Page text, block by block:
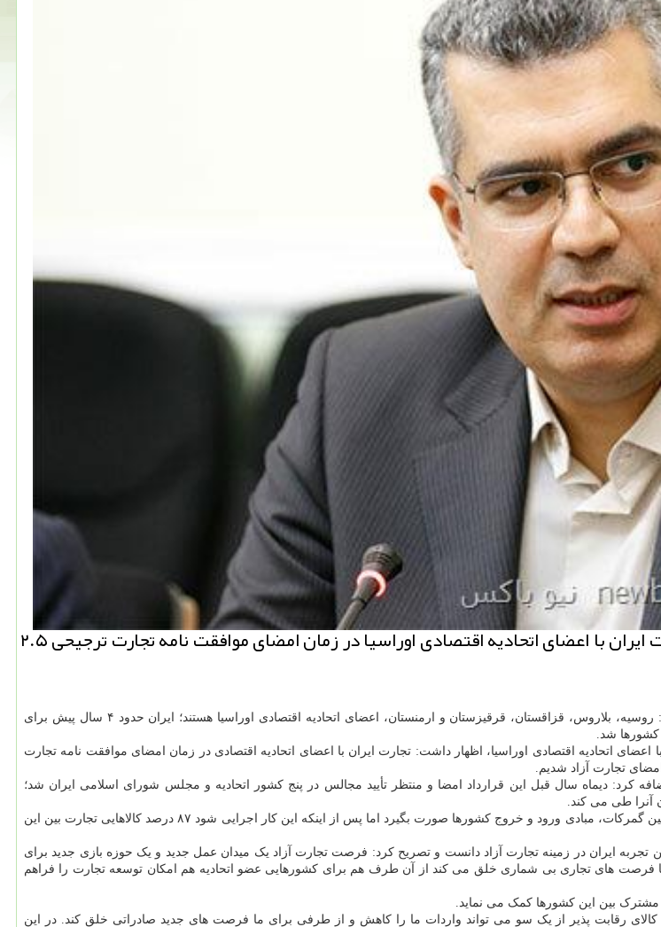
به گزارش نیو باکس، رئیس کل سازمان توسعه تجارت اظهار داشت: تجارت ایران با اعضای اتحادیه اقتصادی اوراسیا در زمان امضای موافقت نامه تجارت ترجیحی ۲.۵
ایران، محمدعلی دهقان دهنوی اظهار داشت: روسیه، بلاروس، قزاقستان، قرقیزستان و ارمنستان، اعضای اتحادیه اقتصادی اوراسیا هستند؛ ایران حدود ۴ سال پیش برای
کشورها شد.
اتحادیه اقتصادی اوراسیا، اظهار داشت: تجارت ایران با اعضای اتحادیه اقتصادی در زمان امضای موافقت نامه تجارت
دیماه سال قبل این قرارداد امضا و منتظر تأیید مجالس در پنج کشور اتحادیه و مجلس شورای اسلامی ایران شد؛
وی اضافه کرد: بدون تردید اجرایی سازی این پیمان مدتی طول خواهد کشید چونکه باید هماهنگی ها بین گمرکات، مبادی ورود و خروج کشورها صورت بگیرد اما پس از اینکه این کار اجرایی شود ۸۷ درصد کالاهایی تجارت بین این
تجربه ایران در زمینه تجارت آزاد دانست و تصریح کرد: فرصت تجارت آزاد یک میدان عمل جدید و یک حوزه بازی جدید برای
فرصت های تجاری بی شماری خلق می کند از آن طرف هم برای کشورهایی عضو اتحادیه هم امکان توسعه تجارت را فراهم
مشترک بین این کشورها کمک می نماید.
کالای رقابت پذیر از یک سو می تواند واردات ما را کاهش و از طرفی برای ما فرصت های جدید صادراتی خلق کند. در این